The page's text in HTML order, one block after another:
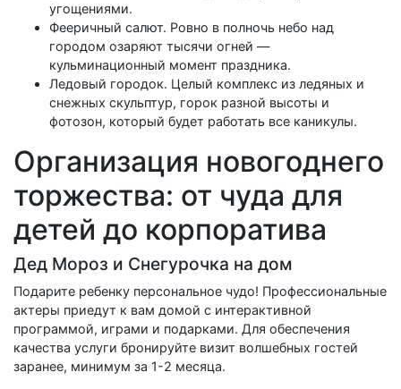
угощениями.
Фееричный салют. Ровно в полночь небо над
городом озаряют тысячи огней —
кульминационный момент праздника.
Ледовый городок. Целый комплекс из ледяных и
снежных скульптур, горок разной высоты и
фотозон, который будет работать все каникулы.
Организация новогоднего
торжества: от чуда для
детей до корпоратива
Дед Мороз и Снегурочка на дом
Подарите ребенку персональное чудо! Профессиональные
актеры приедут к вам домой с интерактивной
программой, играми и подарками. Для обеспечения
качества услуги бронируйте визит волшебных гостей
заранее, минимум за 1-2 месяца.